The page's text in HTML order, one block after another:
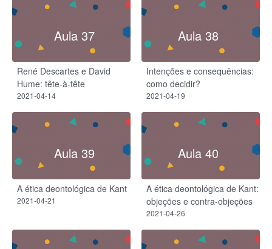
Aula 37
René Descartes e David
Hume: tête-à-tête
2021-04-14
Aula 38
Intenções e consequências:
como decidir?
2021-04-19
Aula 39
A ética deontológica de Kant
2021-04-21
Aula 40
A ética deontológica de Kant:
objeções e contra-objeções
2021-04-26